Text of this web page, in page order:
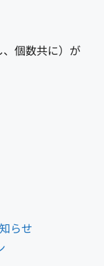
個数共に）が
らせ